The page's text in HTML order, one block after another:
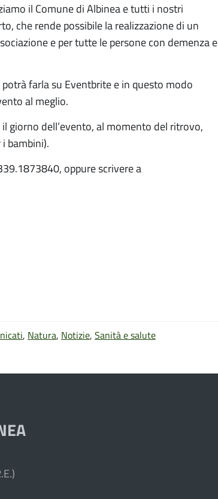
il Comune di Albinea e tutti i nostri
che rende possibile la realizzazione di un
e per tutte le persone con demenza e
farla su Eventbrite e in questo modo
al meglio.
giorno dell’evento, al momento del ritrovo,
bambini).
oppure scrivere a
, Natura, Notizie, Sanità e salute